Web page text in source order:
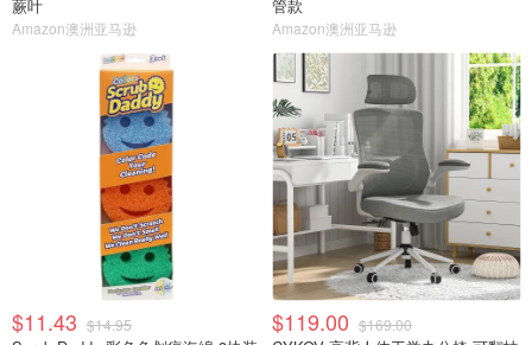
蕨叶
Amazon澳洲亚马逊
管款
Amazon澳洲亚马逊
$11.43 $14.95 $119.00 $169.00